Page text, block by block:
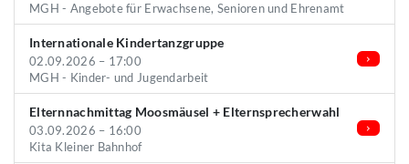
MGH - Angebote für Erwachsene, Senioren und Ehrenamt
Internationale Kindertanzgruppe
02.09.2026 – 17:00
MGH - Kinder- und Jugendarbeit
Elternnachmittag Moosmäusel + Elternsprecherwahl
03.09.2026 – 16:00
Kita Kleiner Bahnhof